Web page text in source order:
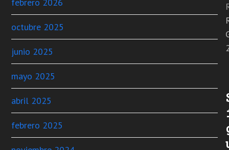
octubre 2025
junio 2025
mayo 2025
abril 2025
febrero 2025